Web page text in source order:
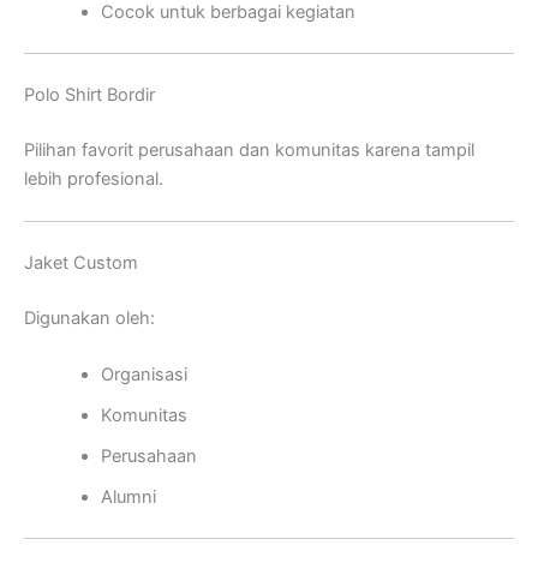
Cocok untuk berbagai kegiatan
Polo Shirt Bordir
Pilihan favorit perusahaan dan komunitas karena tampil
lebih profesional.
Jaket Custom
Digunakan oleh:
Organisasi
Komunitas
Perusahaan
Alumni